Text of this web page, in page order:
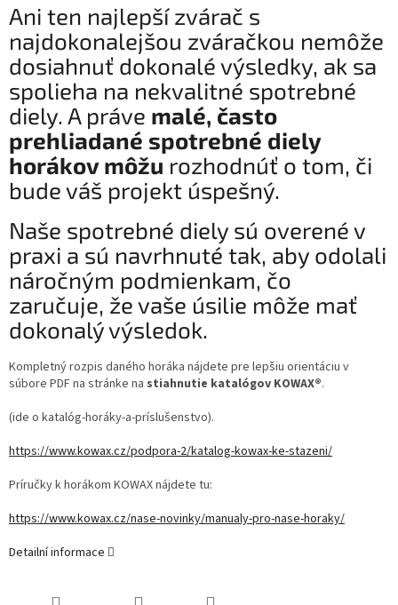
Ani ten najlepší zvárač s
najdokonalejšou zváračkou nemôže
dosiahnuť dokonalé výsledky, ak sa
spolieha na nekvalitné spotrebné
diely. A práve malé, často
prehliadané spotrebné diely
horákov môžu rozhodnúť o tom, či
bude váš projekt úspešný.
Naše spotrebné diely sú overené v
praxi a sú navrhnuté tak, aby odolali
náročným podmienkam, čo
zaručuje, že vaše úsilie môže mať
dokonalý výsledok.
Kompletný rozpis daného horáka nájdete pre lepšiu orientáciu v
súbore PDF na stránke na stiahnutie katalógov KOWAX®.
(ide o katalóg-horáky-a-príslušenstvo).
https://www.kowax.cz/podpora-2/katalog-kowax-ke-stazeni/
Príručky k horákom KOWAX nájdete tu:
https://www.kowax.cz/nase-novinky/manualy-pro-nase-horaky/
Detailní informace